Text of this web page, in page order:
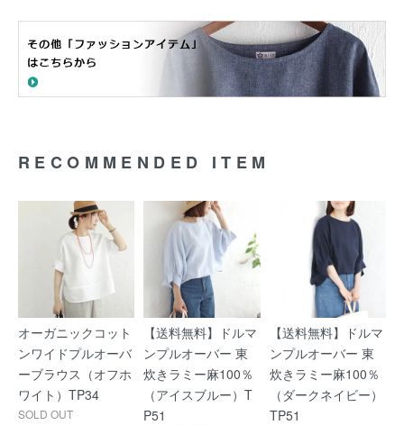
RECOMMENDED ITEM
オーガニックコット
ンワイドプルオーバ
ーブラウス（オフホ
ワイト）TP34
SOLD OUT
【送料無料】ドルマ
ンプルオーバー 東
炊きラミー麻100％
（アイスブルー）T
P51
【送料無料】ドルマ
ンプルオーバー 東
炊きラミー麻100％
（ダークネイビー）
TP51